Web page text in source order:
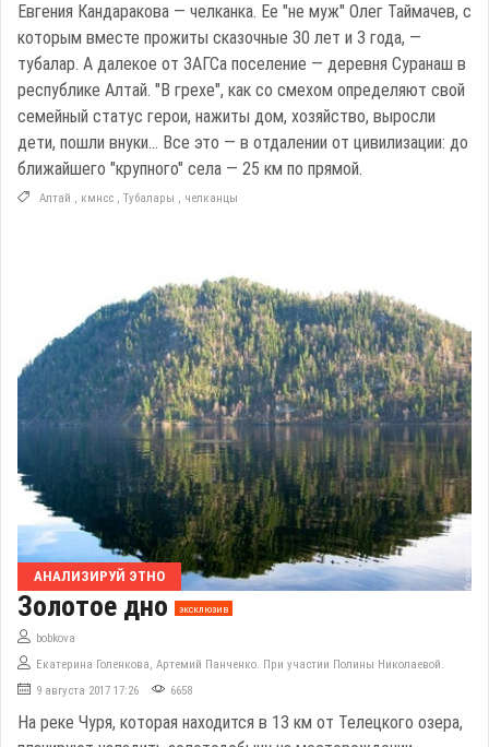
Евгения Кандаракова — челканка. Ее "не муж" Олег Таймачев, с
которым вместе прожиты сказочные 30 лет и 3 года, —
тубалар. А далекое от ЗАГСа поселение — деревня Суранаш в
республике Алтай. "В грехе", как со смехом определяют свой
семейный статус герои, нажиты дом, хозяйство, выросли
дети, пошли внуки… Все это — в отдалении от цивилизации: до
ближайшего "крупного" села — 25 км по прямой.
Алтай , кмнсс , Тубалары , челканцы
АНАЛИЗИРУЙ ЭТНО
Золотое дно эксклюзив
bobkova
Екатерина Голенкова, Артемий Панченко. При участии Полины Николаевой.
9 августа 2017 17:26
6658
На реке Чуря, которая находится в 13 км от Телецкого озера,